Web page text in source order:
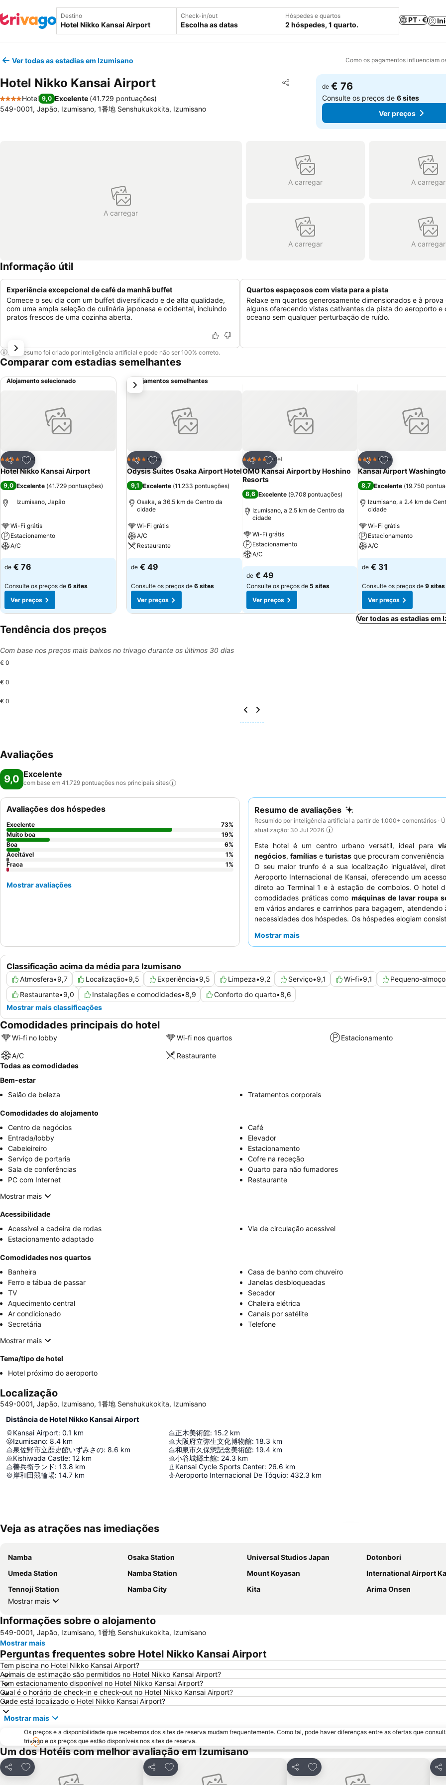
Destino Check-in/out
Escolha as datas
Hóspedes e quartos
2 hóspedes, 1 quarto.
PT · €
Ver todas as estadias em Izumisano Como os pagamentos influenciam
Hotel Nikko Kansai Airport Partilhar
Adicionar aos favoritos
4 Estrelas
Hotel 9,0 Excelente (41.729 pontuações)
549-0001, Japão, Izumisano, 1番地 Senshukukokita, Izumisano
de € 76
Consulte os preços de6 sites
Ver preços
A carregar
A carregar A carregar
A carregar A carregar
Informação útil
Experiência excepcional de café da manhã buffet
Comece o seu dia com um buffet diversificado e de alta qualidade,
com uma ampla seleção de culinária japonesa e ocidental, incluindo
pratos frescos de uma cozinha aberta.
Quartos espaçosos com vista para a pista
Relaxe em quartos generosamente dimensionados e à prova
alguns oferecendo vistas cativantes da pista do aeroporto e
oceano sem qualquer perturbação de ruído.
Este resumo foi criado por inteligência artificial e pode não ser 100% correto.
Comparar com estadias semelhantes
Alojamento selecionado
Partilhar
Adicionar aos favoritos
4 EstrelasHotel
Hotel Nikko Kansai Airport
9,0 Excelente (41.729 pontuações)
Izumisano, Japão
Wi-Fi grátis
Estacionamento
A/C
de € 76
Consulte os preços de 6 sites
Ver preços
Alojamentos semelhantes
Partilhar
Adicionar aos favoritos
4 EstrelasHotel
Odysis Suites Osaka Airport Hotel
9,1 Excelente (11.233 pontuações)
Osaka, a 36.5 km de Centro da
cidade
Wi-Fi grátis
A/C
Restaurante
de € 49
Consulte os preços de 6 sites
Ver preços
Partilhar
Adicionar aos favoritos
5 EstrelasHotel
OMO Kansai Airport by Hoshino
Resorts
8,6 Excelente (9.708 pontuações)
Izumisano, a 2.5 km de Centro da
cidade
Wi-Fi grátis
Estacionamento
A/C
de € 49
Consulte os preços de 5 sites
Ver preços
Partilhar
Adicionar aos
4 EstrelasHotel
Kansai Airport
8,7 Excelente (19.750
Izumisano, a 2.4 km de
cidade
Wi-Fi grátis
Estacionamento
A/C
de € 31
Consulte os preços de 9 sites
Ver preços
próximo
Ver todas as estadias em
Tendência dos preços
Com base nos preços mais baixos no trivago durante os últimos 30 dias
€ 0
€ 0
€ 0
Avaliações
9,0 Excelente
com base em 41.729 pontuações nos principais sites
Resumo de avaliações
Resumido por inteligência artificial a partir de 1.000+ comentários ·
atualização: 30 Jul 2026
Este hotel é um centro urbano versátil, ideal para
negócios, famílias e turistas que procuram
O seu maior trunfo é a sua localização inigualável,
Aeroporto Internacional de Kansai, oferecendo um
direto ao Terminal 1 e à estação de comboios. O hotel
comodidades práticas comomáquinas de lavar roupa
em vários andares e carrinhos para bagagem, atendendo
necessidades dos hóspedes. Os hóspedes elogiam
almoço diversificado e de alta qualidade, que
insonorizaçãoeficaz para garantir uma estadia
Mostrar mais
Classificação acima da média para Izumisano
Atmosfera•9,7 Localização•9,5 Experiência•9,5 Limpeza•9,2 Serviço•9,1 Wi-fi•9,1 Pequeno-almoço
Restaurante•9,0 Instalações e comodidades•8,9 Conforto do quarto•8,6
Mostrar mais classificações
Avaliações dos hóspedes
Excelente 73%
Muito boa
19%
Boa
6%
Aceitável
1%
Fraca
1%
Mostrar avaliações
Comodidades principais do hotel
Wi-fi no lobby Wi-fi nos quartos Estacionamento
A/C
Restaurante
Todas as comodidades
Bem-estar
Salão de beleza
Tratamentos corporais
Comodidades do alojamento
Centro de negócios
Café
Entrada/lobby
Elevador
Cabeleireiro
Estacionamento
Serviço de portaria
Cofre na receção
Sala de conferências
Quarto para não fumadores
PC com Internet
Restaurante
Mostrar mais
Acessibilidade
Acessível a cadeira de rodas
Via de circulação acessível
Estacionamento adaptado
Comodidades nos quartos
Banheira
Casa de banho com chuveiro
Ferro e tábua de passar
Janelas desbloqueadas
TV
Secador
Aquecimento central
Chaleira elétrica
Ar condicionado
Canais por satélite
Secretária
Telefone
Mostrar mais
Tema/tipo de hotel
Hotel próximo do aeroporto
Localização
549-0001, Japão, Izumisano, 1番地 Senshukukokita, Izumisano
Distância de Hotel Nikko Kansai Airport
Kansai Airport: 0.1 km
Izumisano: 8.4 km
泉佐野市立歴史館いずみさの: 8.6 km
Kishiwada Castle: 12 km
善兵衛ランド: 13.8 km
岸和田競輪場: 14.7 km
正木美術館: 15.2 km
大阪府立弥生文化博物館: 18.3 km
和泉市久保惣記念美術館: 19.4 km
小谷城郷土館: 24.3 km
Kansai Cycle Sports Center: 26.6 km
Aeroporto Internacional De Tóquio: 432.3 km
Veja as atrações nas imediações
Namba Osaka Station Universal Studios Japan
Dotonbori
Umeda Station
Namba Station Mount Koyasan
International Airport
Tennoji Station
Namba City Kita
Arima Onsen
Mostrar mais
Informações sobre o alojamento
549-0001, Japão, Izumisano, 1番地 Senshukukokita, Izumisano
Mostrar mais
Perguntas frequentes sobre Hotel Nikko Kansai Airport
Tem piscina no Hotel Nikko Kansai Airport?
Animais de estimação são permitidos no Hotel Nikko Kansai Airport?
Tem estacionamento disponível no Hotel Nikko Kansai Airport?
Qual é o horário de check-in e check-out no Hotel Nikko Kansai Airport?
Onde está localizado o Hotel Nikko Kansai Airport?
Mostrar mais
Os preços e a disponibilidade que recebemos dos sites de reserva mudam frequentemente. Como tal, pode haver diferenças entre as ofertas que
trivago e os preços que estão disponíveis nos sites de reserva.
Um dos Hotéis com melhor avaliação em Izumisano
Partilhar
Adicionar aos favoritos
Partilhar
Adicionar aos favoritos
Partilhar
Adicionar aos favoritos